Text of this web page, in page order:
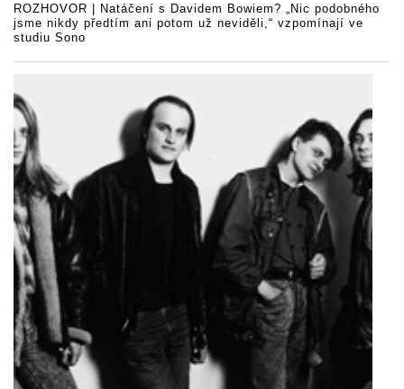
ROZHOVOR | Natáčení s Davidem Bowiem? „Nic podobného
jsme nikdy předtím ani potom už neviděli,“ vzpomínají ve
studiu Sono